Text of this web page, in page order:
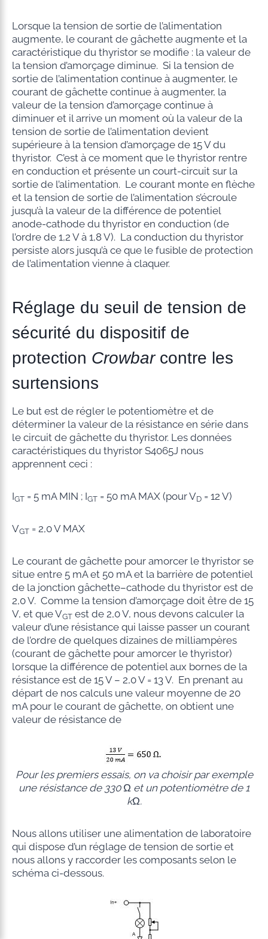
Lorsque la tension de sortie de l’alimentation
augmente, le courant de gâchette augmente et la
caractéristique du thyristor se modifie : la valeur de
la tension d’amorçage diminue. Si la tension de
sortie de l’alimentation continue à augmenter, le
courant de gâchette continue à augmenter, la
valeur de la tension d’amorçage continue à
diminuer et il arrive un moment où la valeur de la
tension de sortie de l’alimentation devient
supérieure à la tension d’amorçage de 15 V du
thyristor. C’est à ce moment que le thyristor rentre
en conduction et présente un court-circuit sur la
sortie de l’alimentation. Le courant monte en flèche
et la tension de sortie de l’alimentation s’écroule
jusqu’à la valeur de la différence de potentiel
anode-cathode du thyristor en conduction (de
l’ordre de 1,2 V à 1,8 V). La conduction du thyristor
persiste alors jusqu’à ce que le fusible de protection
de l’alimentation vienne à claquer.
Réglage du seuil de tension de
sécurité du dispositif de
protection Crowbarcontre les
surtensions
Le but est de régler le potentiomètre et de
déterminer la valeur de la résistance en série dans
le circuit de gâchette du thyristor. Les données
caractéristiques du thyristor S4065J nous
apprennent ceci :
IGT= 5 mA MIN ; IGT= 50 mA MAX (pour VD= 12 V)
VGT= 2,0 V MAX
Le courant de gâchette pour amorcer le thyristor se
situe entre 5 mA et 50 mA et la barrière de potentiel
de la jonction gâchette–cathode du thyristor est de
2,0 V. Comme la tension d’amorçage doit être de 15
V, et que VGTest de 2,0 V, nous devons calculer la
valeur d’une résistance qui laisse passer un courant
de l’ordre de quelques dizaines de milliampères
(courant de gâchette pour amorcer le thyristor)
lorsque la différence de potentiel aux bornes de la
résistance est de 15 V – 2,0 V = 13 V. En prenant au
départ de nos calculs une valeur moyenne de 20
mA pour le courant de gâchette, on obtient une
valeur de résistance de
Pour les premiers essais, on va choisir par exemple
une résistance de 330 Ω et un potentiomètre de 1
kΩ.
Nous allons utiliser une alimentation de laboratoire
qui dispose d’un réglage de tension de sortie et
nous allons y raccorder les composants selon le
schéma ci-dessous.